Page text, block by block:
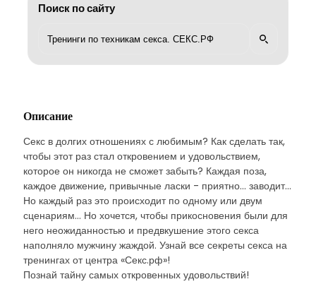
Поиск по сайту
Описание
Секс в долгих отношениях с любимым? Как сделать так,
чтобы этот раз стал откровением и удовольствием,
которое он никогда не сможет забыть? Каждая поза,
каждое движение, привычные ласки - приятно… заводит…
Но каждый раз это происходит по одному или двум
сценариям… Но хочется, чтобы прикосновения были для
него неожиданностью и предвкушение этого секса
наполняло мужчину жаждой. Узнай все секреты секса на
тренингах от центра «Секс.рф»!
Познай тайну самых откровенных удовольствий!